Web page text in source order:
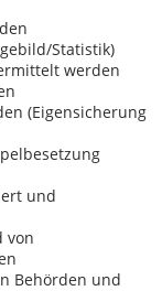
Statistik)
werden
(Eigensicherung
und
von
Behörden und